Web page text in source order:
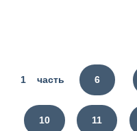
1 часть 6
10 11